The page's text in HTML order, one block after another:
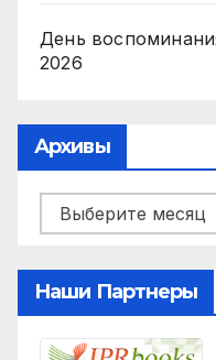
День
2026
Архивы
Архивы
Наши Партнеры